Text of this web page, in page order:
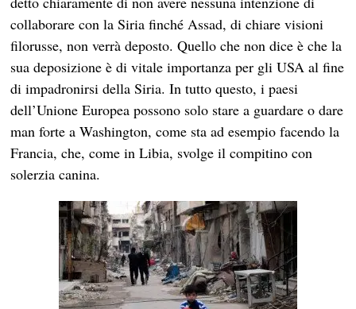
collaborare con la Siria finché Assad, di chiare visioni
filorusse, non verrà deposto. Quello che non dice è che la
sua deposizione è di vitale importanza per gli USA al fine
di impadronirsi della Siria. In tutto questo, i paesi
dell’Unione Europea possono solo stare a guardare o dare
man forte a Washington, come sta ad esempio facendo la
Francia, che, come in Libia, svolge il compitino con
solerzia canina.